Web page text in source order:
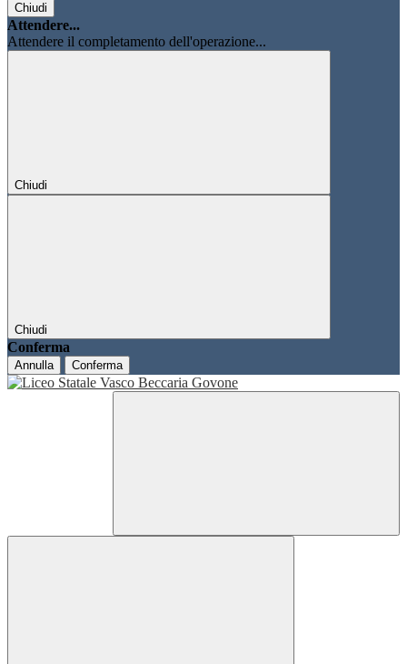
Chiudi
Attendere...
Attendere il completamento dell'operazione...
Chiudi
Chiudi
Conferma
Annulla Conferma